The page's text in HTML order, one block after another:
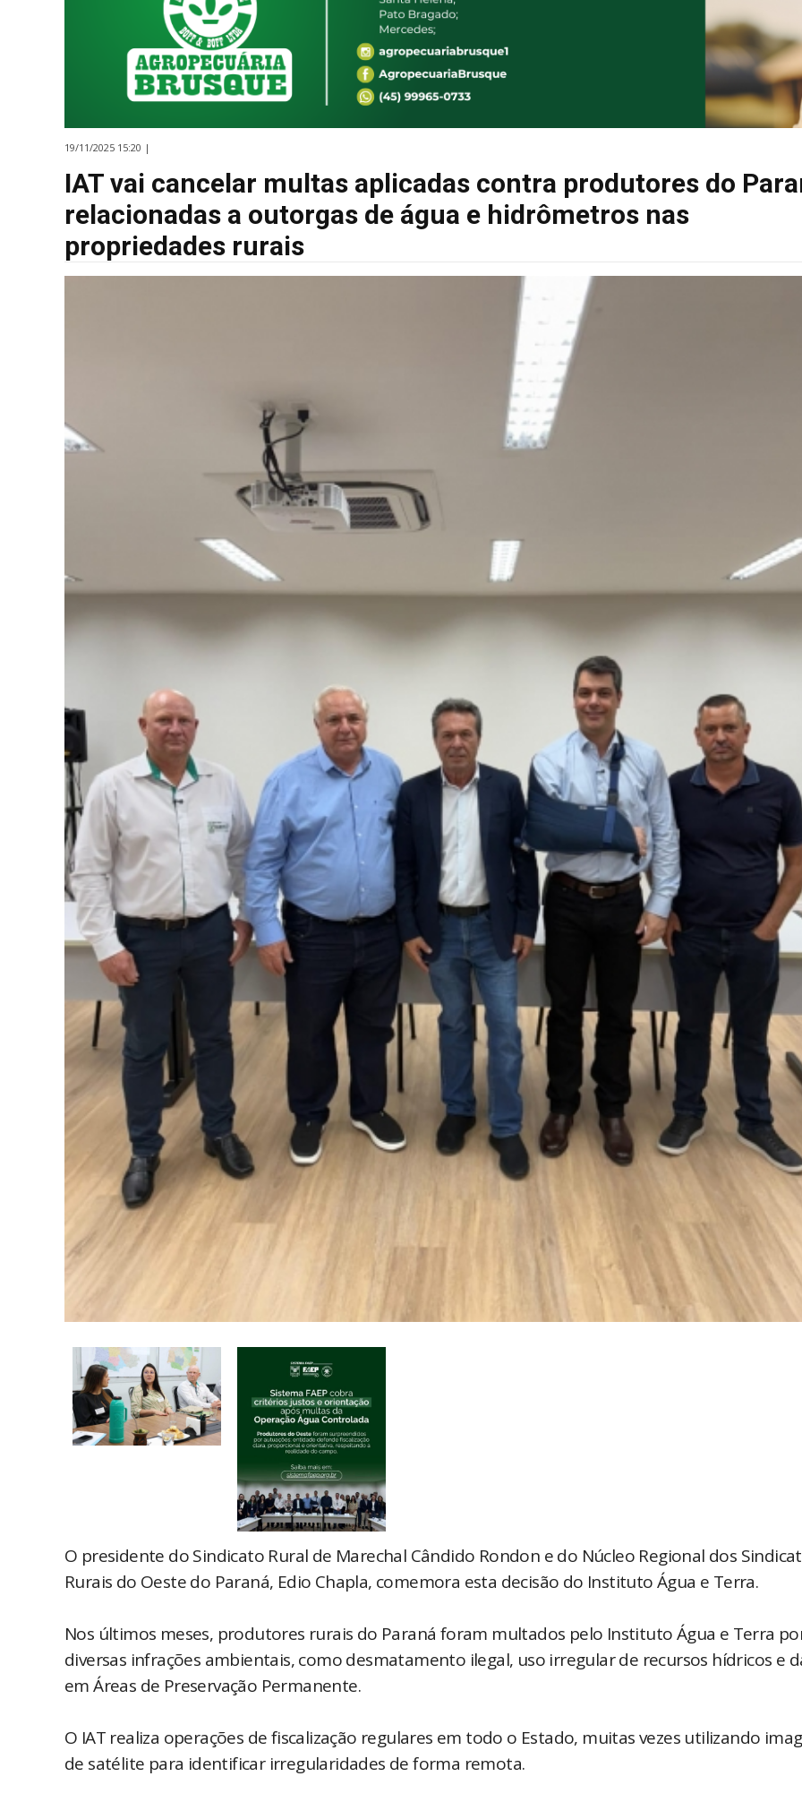
19/11/2025 15:20 |
IAT vai cancelar multas aplicadas contra produtores do
relacionadas a outorgas de água e hidrômetros nas
propriedades rurais
O presidente do Sindicato Rural de Marechal Cândido Rondon e do Núcleo Regional dos
Rurais do Oeste do Paraná, Edio Chapla, comemora esta decisão do Instituto Água e Terra.
Nos últimos meses, produtores rurais do Paraná foram multados pelo Instituto Água e Terra
diversas infrações ambientais, como desmatamento ilegal, uso irregular de recursos hídricos e
em Áreas de Preservação Permanente.
O IAT realiza operações de fiscalização regulares em todo o Estado, muitas vezes utilizando
de satélite para identificar irregularidades de forma remota.